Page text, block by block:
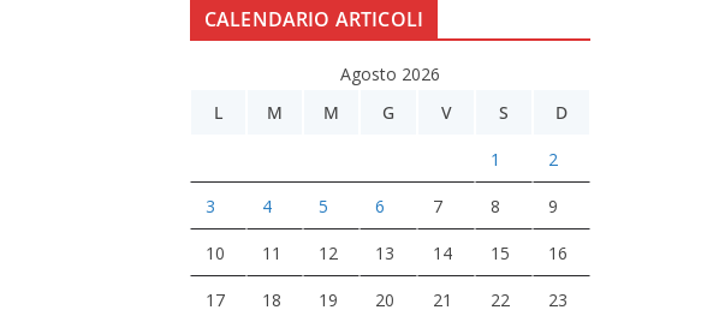
CALENDARIO ARTICOLI
Agosto 2026
L
M M G V S D
1 2
3 4 5 6 7 8 9
10 11 12 13 14 15 16
17 18 19 20 21 22 23